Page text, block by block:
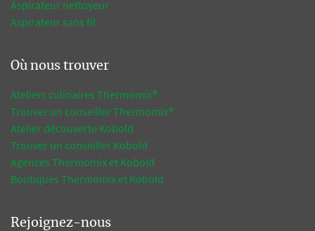
Aspirateur nettoyeur
Aspirateur sans fil
Où nous trouver
Ateliers culinaires Thermomix®
Trouver un conseiller Thermomix®
Atelier découverte Kobold
Trouver un conseiller Kobold
Agences Thermomix et Kobold
Boutiques Thermomix et Kobold
Rejoignez-nous